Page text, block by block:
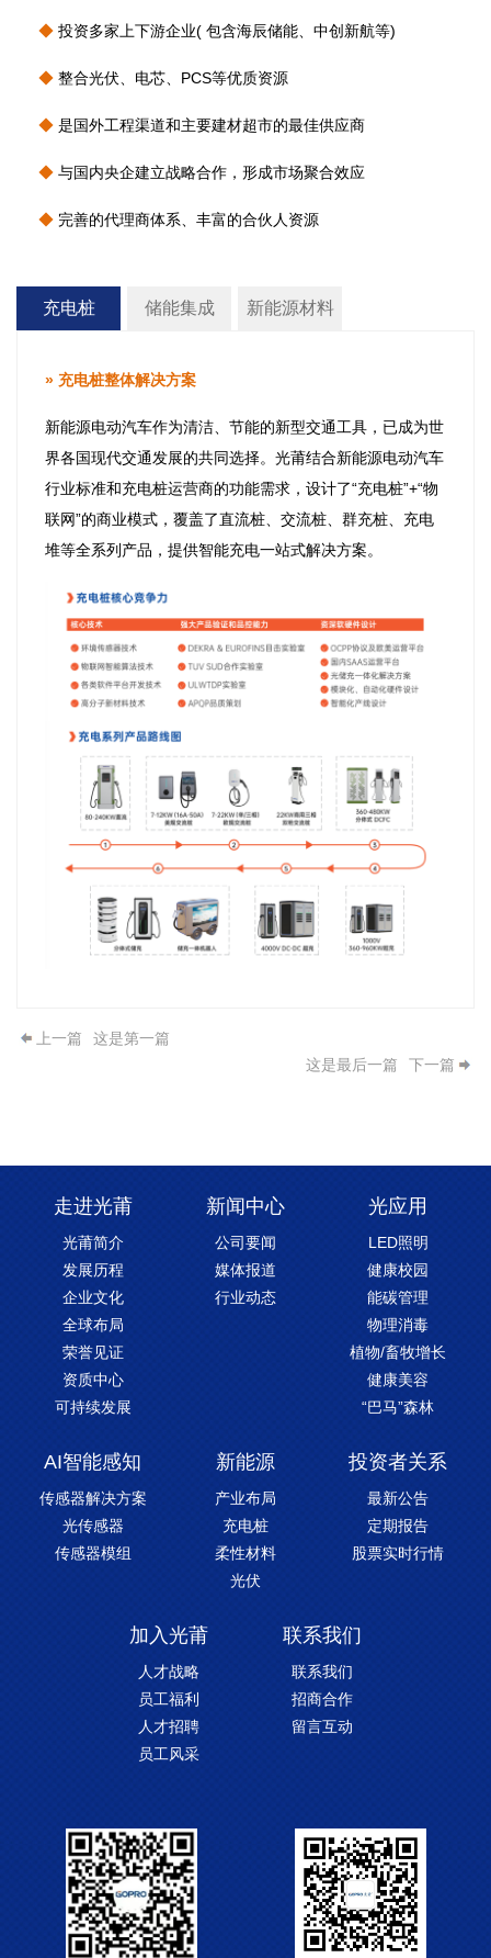
◆ 投资多家上下游企业( 包含海辰储能、中创新航等)
◆ 整合光伏、电芯、PCS等优质资源
◆ 是国外工程渠道和主要建材超市的最佳供应商
◆ 与国内央企建立战略合作，形成市场聚合效应
◆ 完善的代理商体系、丰富的合伙人资源
充电桩 储能集成 新能源材料
» 充电桩整体解决方案
新能源电动汽车作为清洁、节能的新型交通工具，已成为世
界各国现代交通发展的共同选择。光莆结合新能源电动汽车
行业标准和充电桩运营商的功能需求，设计了“充电桩”+“物
联网”的商业模式，覆盖了直流桩、交流桩、群充桩、充电
堆等全系列产品，提供智能充电一站式解决方案。
上一篇
这是第一篇
这是最后一篇
下一篇
走进光莆
光莆简介
发展历程
企业文化
全球布局
荣誉见证
资质中心
可持续发展
新闻中心
公司要闻
媒体报道
行业动态
光应用
LED照明
健康校园
能碳管理
物理消毒
植物/畜牧增长
健康美容
“巴马”森林
AI智能感知
传感器解决方案
光传感器
传感器模组
新能源
产业布局
充电桩
柔性材料
光伏
投资者关系
最新公告
定期报告
股票实时行情
加入光莆
人才战略
员工福利
人才招聘
员工风采
联系我们
联系我们
招商合作
留言互动